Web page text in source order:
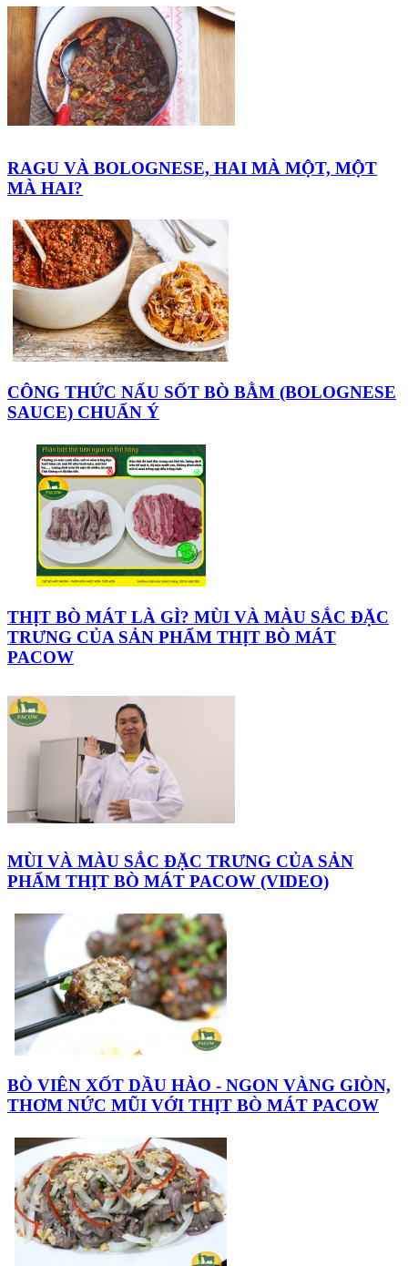
RAGU VÀ BOLOGNESE, HAI MÀ MỘT, MỘT
MÀ HAI?
CÔNG THỨC NẤU SỐT BÒ BẰM (BOLOGNESE
SAUCE) CHUẨN Ý
THỊT BÒ MÁT LÀ GÌ? MÙI VÀ MÀU SẮC ĐẶC
TRƯNG CỦA SẢN PHẨM THỊT BÒ MÁT
PACOW
MÙI VÀ MÀU SẮC ĐẶC TRƯNG CỦA SẢN
PHẨM THỊT BÒ MÁT PACOW (VIDEO)
BÒ VIÊN XỐT DẦU HÀO - NGON VÀNG GIÒN,
THƠM NỨC MŨI VỚI THỊT BÒ MÁT PACOW